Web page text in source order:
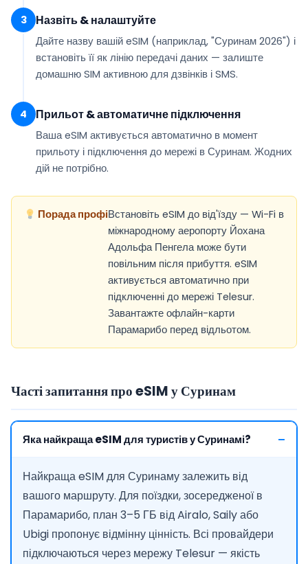
3 Назвіть & налаштуйте
Дайте назву вашій eSIM (наприклад, "Суринам 2026") і
встановіть її як лінію передачі даних — залиште
домашню SIM активною для дзвінків і SMS.
4 Прильот & автоматичне підключення
Ваша eSIM активується автоматично в момент
прильоту і підключення до мережі в Суринам. Жодних
дій не потрібно.
Порада профіВстановіть eSIM до від'їзду — Wi-Fi в
міжнародному аеропорту Йохана
Адольфа Пенгела може бути
повільним після прибуття. eSIM
активується автоматично при
підключенні до мережі Telesur.
Завантажте офлайн-карти
Парамарибо перед відльотом.
Часті запитання про eSIM у Суринам
Яка найкраща eSIM для туристів у Суринамі?
Найкраща eSIM для Суринаму залежить від
вашого маршруту. Для поїздки, зосередженої в
Парамарибо, план 3–5 ГБ від Airalo, Saily або
Ubigi пропонує відмінну цінність. Всі провайдери
підключаються через мережу Telesur — якість